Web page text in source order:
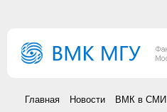
Главная Новости ВМК в СМИ